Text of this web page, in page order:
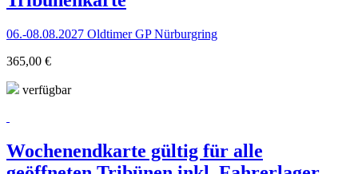
06.-08.08.2027 Oldtimer GP Nürburgring
365,00 €
verfügbar
Wochenendkarte gültig für alle